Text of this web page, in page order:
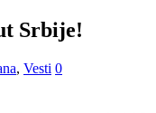
Srbije!
, Vesti 0